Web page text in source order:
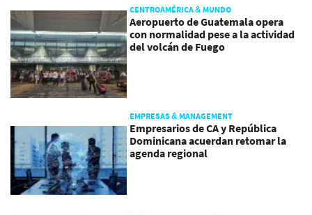
CENTROAMÉRICA & MUNDO
Aeropuerto de Guatemala opera
con normalidad pese a la actividad
del volcán de Fuego
EMPRESAS & MANAGEMENT
Empresarios de CA y República
Dominicana acuerdan retomar la
agenda regional